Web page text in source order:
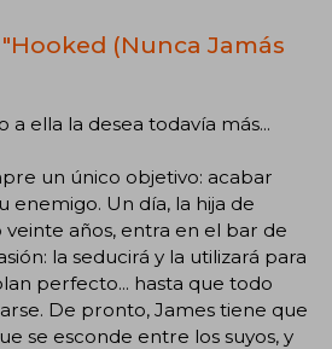
(Nunca Jamás
a ella la desea todavía más...
un único objetivo: acabar
enemigo. Un día, la hija de
veinte años, entra en el bar de
la seducirá y la utilizará para
perfecto... hasta que todo
De pronto, James tiene que
se esconde entre los suyos, y